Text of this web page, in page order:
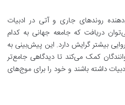
روندهای جاری و آتی در ادبیات
دریافت که جامعه جهانی به کدام
بیشتر گرایش دارد. این پیش‌بینی به
کمک می‌کند تا دیدگاهی جامع‌تر
داشته باشند و خود را برای موج‌های